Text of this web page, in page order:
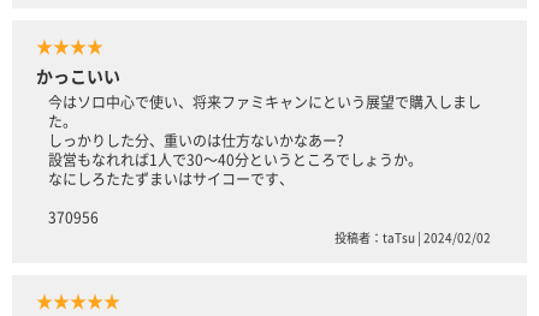
★★★★
かっこいい
今はソロ中心で使い、将来ファミキャンにという展望で購入しまし
た。
しっかりした分、重いのは仕方ないかなあー?
設営もなれれば1人で30〜40分というところでしょうか。
なにしろたたずまいはサイコーです、
370956
投稿者：taTsu | 2024/02/02
★★★★★